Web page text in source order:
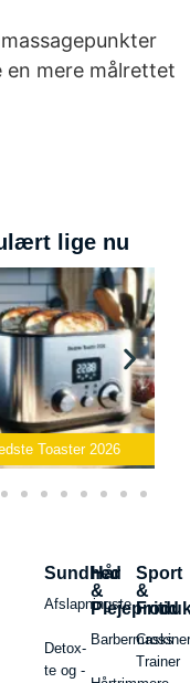
en mere målrettet
lige nu
Toaster 2026
Sundhed
Afslapningste
Detox-
te og -
Hår
&
Sport
&
Fritid
Cross
Trainer